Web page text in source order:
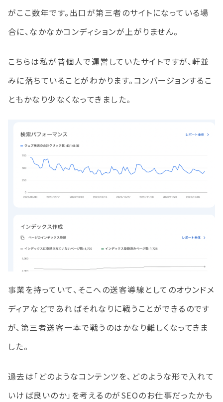
がここ数年です。出口が第三者のサイトになっている場
合に、なかなかコンディションが上がりません。
こちらは私が昔個人で運営していたサイトですが、軒並
みに落ちていることがわかります。コンバージョンするこ
ともかなり少なくなってきました。
事業を持っていて、そこへの送客導線としてのオウンドメ
ディアなどであればそれなりに戦うことができるのです
が、第三者送客一本で戦うのはかなり難しくなってきま
した。
過去は「どのようなコンテンツを、どのような形で入れて
いけば良いのか」を考えるのがSEOのお仕事だったかも